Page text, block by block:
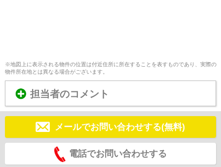
※地図上に表示される物件の位置は付近住所に所在することを表すものであり、実際の
物件所在地とは異なる場合がございます。
担当者のコメント
メールでお問い合わせする(無料)
電話でお問い合わせする